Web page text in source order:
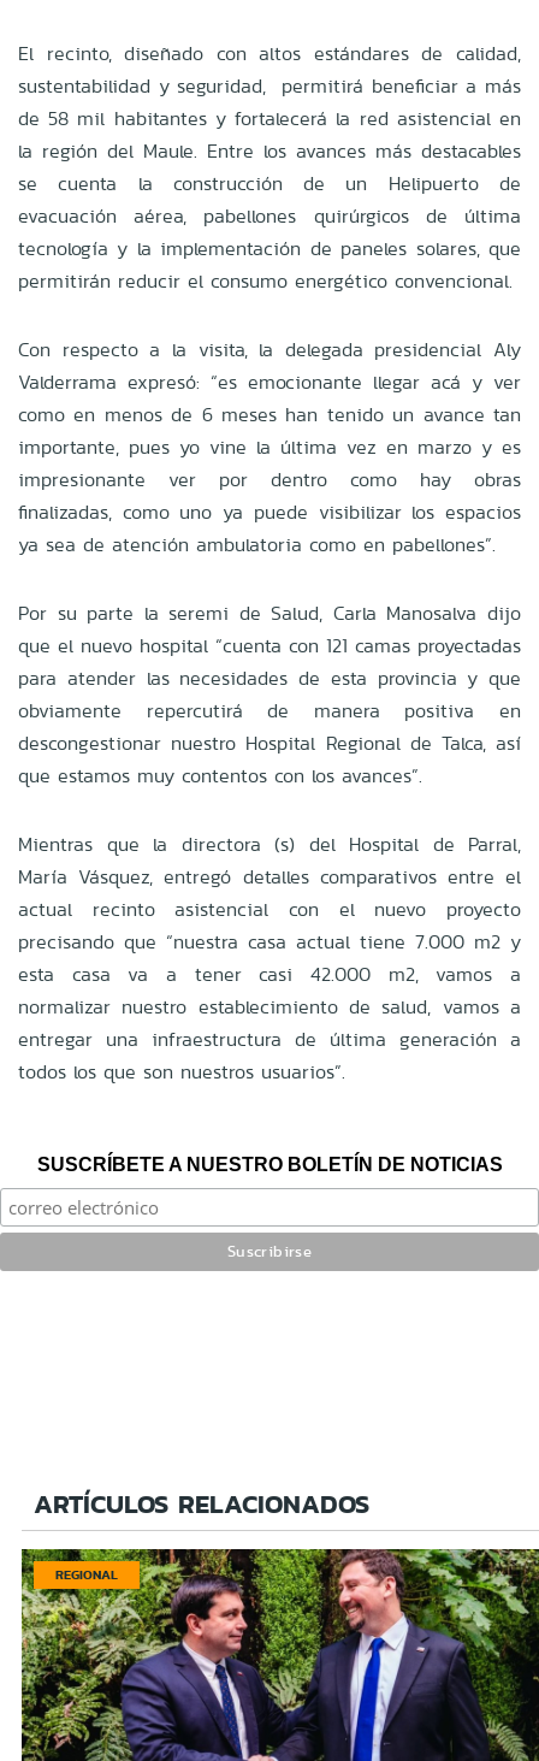
El recinto, diseñado con altos estándares de calidad,
sustentabilidad y seguridad, permitirá beneficiar a más
de 58 mil habitantes y fortalecerá la red asistencial en
la región del Maule. Entre los avances más destacables
se cuenta la construcción de un Helipuerto de
evacuación aérea, pabellones quirúrgicos de última
tecnología y la implementación de paneles solares, que
permitirán reducir el consumo energético convencional.
Con respecto a la visita, la delegada presidencial Aly
Valderrama expresó: “es emocionante llegar acá y ver
como en menos de 6 meses han tenido un avance tan
importante, pues yo vine la última vez en marzo y es
impresionante ver por dentro como hay obras
finalizadas, como uno ya puede visibilizar los espacios
ya sea de atención ambulatoria como en pabellones”.
Por su parte la seremi de Salud, Carla Manosalva dijo
que el nuevo hospital “cuenta con 121 camas proyectadas
para atender las necesidades de esta provincia y que
obviamente repercutirá de manera positiva en
descongestionar nuestro Hospital Regional de Talca, así
que estamos muy contentos con los avances”.
Mientras que la directora (s) del Hospital de Parral,
María Vásquez, entregó detalles comparativos entre el
actual recinto asistencial con el nuevo proyecto
precisando que “nuestra casa actual tiene 7.000 m2 y
esta casa va a tener casi 42.000 m2, vamos a
normalizar nuestro establecimiento de salud, vamos a
entregar una infraestructura de última generación a
todos los que son nuestros usuarios”.
SUSCRÍBETE A NUESTRO BOLETÍN DE NOTICIAS
ARTÍCULOS RELACIONADOS
REGIONAL